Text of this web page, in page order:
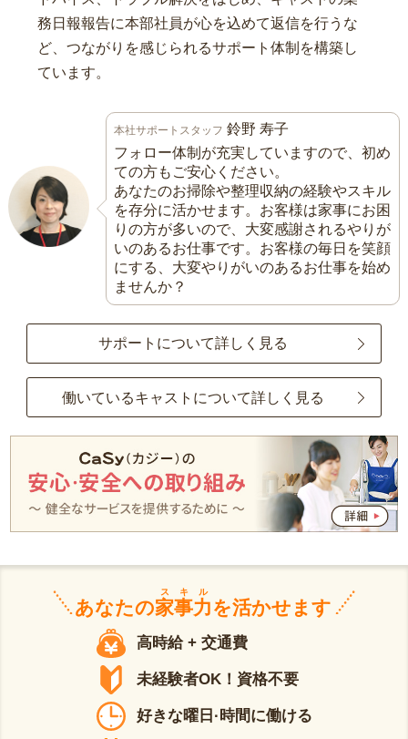
務日報報告に本部社員が心を込めて返信を行うな
ど、つながりを感じられるサポート体制を構築し
ています。
本社サポートスタッフ 鈴野 寿子
フォロー体制が充実していますので、初め
ての方もご安心ください。
あなたのお掃除や整理収納の経験やスキル
を存分に活かせます。お客様は家事にお困
りの方が多いので、大変感謝されるやりが
いのあるお仕事です。お客様の毎日を笑顔
にする、大変やりがいのあるお仕事を始め
ませんか？
サポートについて詳しく見る
働いているキャストについて詳しく見る
あなたの家事力
スキル
を活かせます
高時給 + 交通費
未経験者OK！資格不要
好きな曜日·時間に働ける